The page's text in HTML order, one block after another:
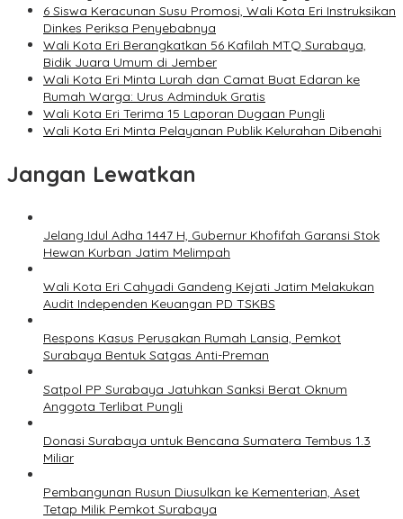
6 Siswa Keracunan Susu Promosi, Wali Kota Eri Instruksikan
Dinkes Periksa Penyebabnya
Wali Kota Eri Berangkatkan 56 Kafilah MTQ Surabaya,
Bidik Juara Umum di Jember
Wali Kota Eri Minta Lurah dan Camat Buat Edaran ke
Rumah Warga: Urus Adminduk Gratis
Wali Kota Eri Terima 15 Laporan Dugaan Pungli
Wali Kota Eri Minta Pelayanan Publik Kelurahan Dibenahi
Jangan Lewatkan
Jelang Idul Adha 1447 H, Gubernur Khofifah Garansi Stok
Hewan Kurban Jatim Melimpah
Wali Kota Eri Cahyadi Gandeng Kejati Jatim Melakukan
Audit Independen Keuangan PD TSKBS
Respons Kasus Perusakan Rumah Lansia, Pemkot
Surabaya Bentuk Satgas Anti-Preman
Satpol PP Surabaya Jatuhkan Sanksi Berat Oknum
Anggota Terlibat Pungli
Donasi Surabaya untuk Bencana Sumatera Tembus 1.3
Miliar
Pembangunan Rusun Diusulkan ke Kementerian, Aset
Tetap Milik Pemkot Surabaya